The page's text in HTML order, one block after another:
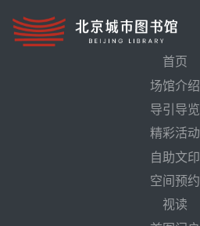
首页
场馆介绍
导引导览
精彩活动
自助文印
空间预约
视读
活动预告